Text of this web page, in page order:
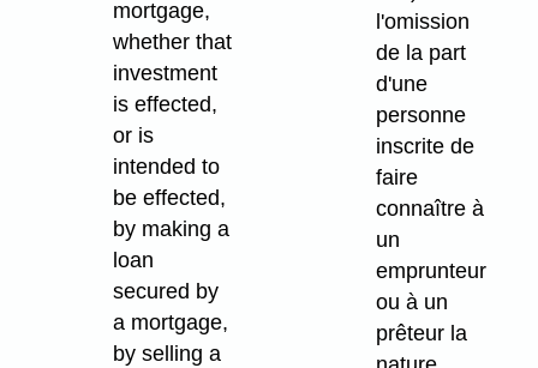
mortgage,
whether that
investment
is effected,
or is
intended to
be effected,
by making a
loan
secured by
a mortgage,
by selling a
l'omission
de la part
d'une
personne
inscrite de
faire
connaître à
un
emprunteur
ou à un
prêteur la